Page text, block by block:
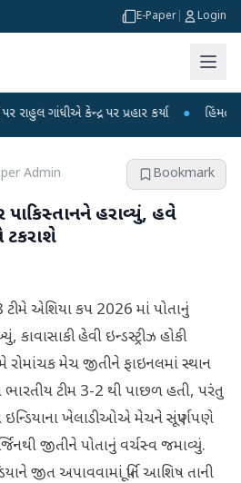
E-Paper Login
કેન્દ્ર પર પ્રહાર કર્યા ● હિંમતનગરમાં
Admin Bookmark
પાકિસ્તાનને હરાવ્યું, હવે
ટકરાશે
ટીમે એશિયા કપ 2026 માં પોતાનું
કાવાસાકી હેવી ઇન્ડસ્ટ્રીઝ હોકી
રોમાંચક મેચ જીતીને ફાઇનલમાં સ્થાન
ભારતીય ટીમ 3-2 થી પાછળ હતી, પરંતુ
ઇન્ડિયાના ખેલાડીઓએ મેચને સંપૂર્ણપણે
જીતીને પોતાનું વર્ચસ્વ જમાવ્યું.
જીત અપાવવામાં પૂર્તિ આશિષ તાની